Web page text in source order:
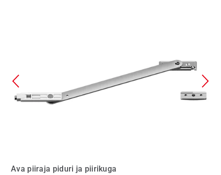
Ava piiraja piduri ja piirikuga